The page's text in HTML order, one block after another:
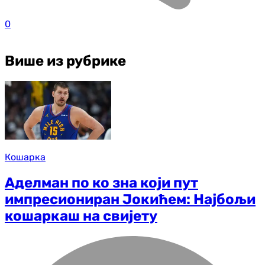
0
Више из рубрике
Кошарка
Аделман по ко зна који пут
импресиониран Јокићем: Најбољи
кошаркаш на свијету